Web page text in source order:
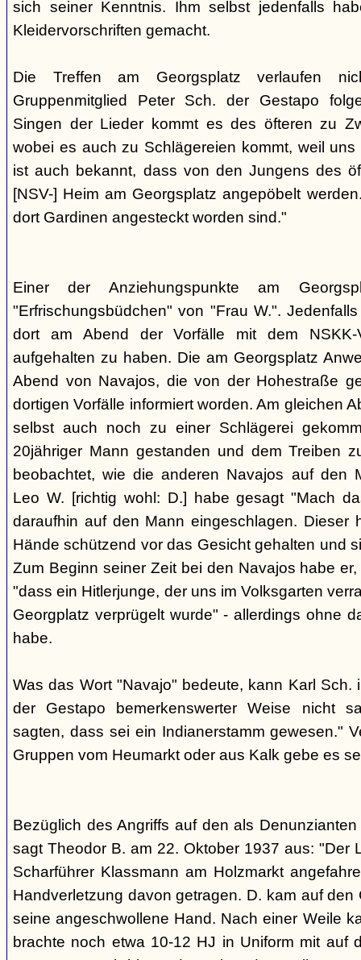
sich seiner Kenntnis. Ihm selbst jedenfalls
Kleidervorschriften gemacht.
Die Treffen am Georgsplatz verlaufen
Gruppenmitglied Peter Sch. der Gestapo
Singen der Lieder kommt es des öfteren zu
wobei es auch zu Schlägereien kommt, weil
ist auch bekannt, dass von den Jungens des
[NSV-] Heim am Georgsplatz angepöbelt
dort Gardinen angesteckt worden sind."
Einer der Anziehungspunkte am
"Erfrischungsbüdchen" von "Frau W.".
dort am Abend der Vorfälle mit dem NSKK-
aufgehalten zu haben. Die am Georgsplatz
Abend von Navajos, die von der Hohestraße
dortigen Vorfälle informiert worden. Am gleichen
selbst auch noch zu einer Schlägerei
20jähriger Mann gestanden und dem Treiben
beobachtet, wie die anderen Navajos auf den
Leo W. [richtig wohl: D.] habe gesagt "Mach
daraufhin auf den Mann eingeschlagen. Dieser
Hände schützend vor das Gesicht gehalten und
Zum Beginn seiner Zeit bei den Navajos habe
"dass ein Hitlerjunge, der uns im Volksgarten
Georgplatz verprügelt wurde" - allerdings ohne
habe.
Was das Wort "Navajo" bedeute, kann Karl Sch.
der Gestapo bemerkenswerter Weise nicht
sagten, dass sei ein Indianerstamm gewesen."
Gruppen vom Heumarkt oder aus Kalk gebe es
Bezüglich des Angriffs auf den als
sagt Theodor B. am 22. Oktober 1937 aus: "Der
Scharführer Klassmann am Holzmarkt
Handverletzung davon getragen. D. kam auf den
seine angeschwollene Hand. Nach einer Weile
brachte noch etwa 10-12 HJ in Uniform mit auf